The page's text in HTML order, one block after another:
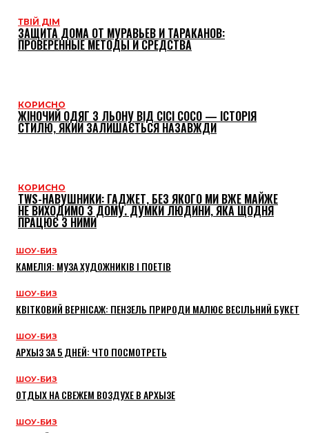
ТВІЙ ДІМ
ЗАЩИТА ДОМА ОТ МУРАВЬЕВ И ТАРАКАНОВ:
ПРОВЕРЕННЫЕ МЕТОДЫ И СРЕДСТВА
КОРИСНО
ЖІНОЧИЙ ОДЯГ З ЛЬОНУ ВІД CICI COCO — ІСТОРІЯ
СТИЛЮ, ЯКИЙ ЗАЛИШАЄТЬСЯ НАЗАВЖДИ
КОРИСНО
TWS-НАВУШНИКИ: ГАДЖЕТ, БЕЗ ЯКОГО МИ ВЖЕ МАЙЖЕ
НЕ ВИХОДИМО З ДОМУ. ДУМКИ ЛЮДИНИ, ЯКА ЩОДНЯ
ПРАЦЮЄ З НИМИ
ШОУ-БИЗ
КАМЕЛІЯ: МУЗА ХУДОЖНИКІВ І ПОЕТІВ
ШОУ-БИЗ
КВІТКОВИЙ ВЕРНІСАЖ: ПЕНЗЕЛЬ ПРИРОДИ МАЛЮЄ ВЕСІЛЬНИЙ БУКЕТ
ШОУ-БИЗ
АРХЫЗ ЗА 5 ДНЕЙ: ЧТО ПОСМОТРЕТЬ
ШОУ-БИЗ
ОТДЫХ НА СВЕЖЕМ ВОЗДУХЕ В АРХЫЗЕ
ШОУ-БИЗ